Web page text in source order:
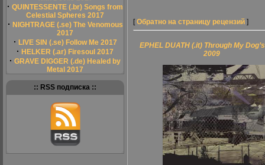
· QUINTESSENTE (.br) Songs from
Celestial Spheres 2017
· NIGHTRAGE (.se) The Venomous
2017
· LIVE SIN (.se) Follow Me 2017
· HELKER (.ar) Firesoul 2017
· GRAVE DIGGER (.de) Healed by
Metal 2017
:: RSS подписка ::
[Обратно на страницу рецензий ]
EPHEL DUATH (.it) Through My
2009